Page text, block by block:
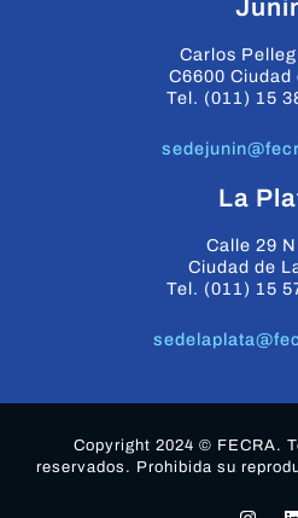
Carlos
C6600 Ciudad
Tel. (011) 15
La
Calle 29
Ciudad de
Tel. (011) 15
Copyright 2024 © FECRA.
reservados. Prohibida su